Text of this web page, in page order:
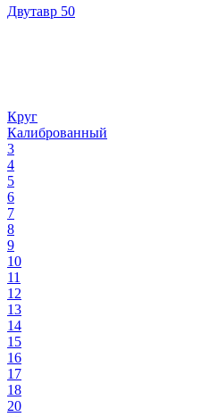
Двутавр 50
Круг
Калиброванный
3
4
5
6
7
8
9
10
11
12
13
14
15
16
17
18
20